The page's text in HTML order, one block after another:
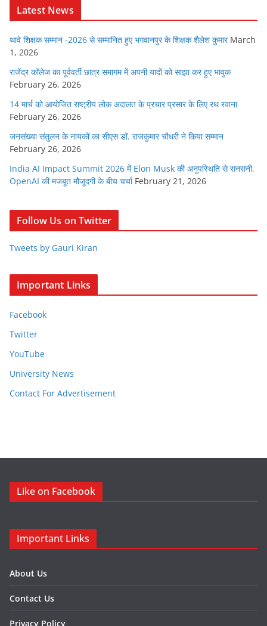
Latest News
थावे शिक्षक सम्मान -2026 से सम्मानित हुए भगवानपुर के शिक्षक शैलेश कुमार March
1, 2026
राजेंद्र कॉलेज का पूर्ववर्ती छात्र समागम में अपनी यादों को साझा कर हुए भावुक
February 26, 2026
14 मार्च को आयोजित राष्ट्रीय लोक अदालत के प्रचार प्रसार के लिए रथ रवाना
February 26, 2026
जनसंख्या संतुलन के नायकों का सीएस डॉ. राजकुमार चौधरी ने किया सम्मान
February 26, 2026
India AI Impact Summit 2026 में Elon Musk की अनुपस्थिति से सनसनी,
OpenAI की मजबूत मौजूदगी के बीच चर्चा February 21, 2026
Follow Us on Twitter
Tweets by Gauri Kiran
Important Links
Facebook
Twitter
YouTube
University News
Contact For Advertisement
Like on Facebook
Important Links
About Us
Contact Us
Privacy Policy